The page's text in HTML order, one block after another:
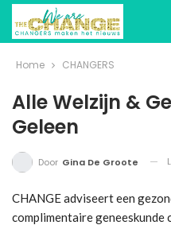
Home CHANGERS
Alle Welzijn &
Geleen
Door Gina De Groote
CHANGE adviseert een
complimentaire geneeskunde